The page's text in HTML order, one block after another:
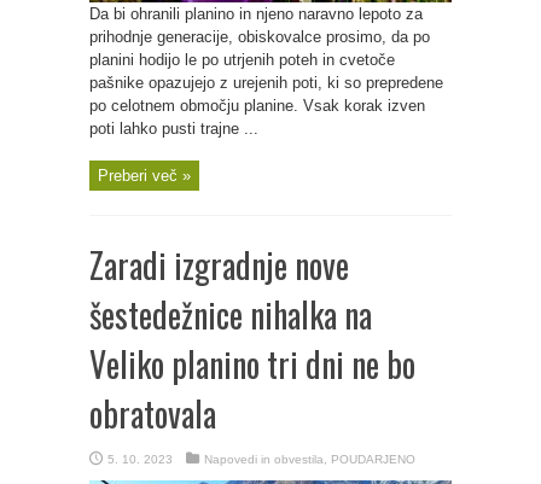
Da bi ohranili planino in njeno naravno lepoto za
prihodnje generacije, obiskovalce prosimo, da po
planini hodijo le po utrjenih poteh in cvetoče
pašnike opazujejo z urejenih poti, ki so prepredene
po celotnem območju planine. Vsak korak izven
poti lahko pusti trajne ...
Preberi več »
Zaradi izgradnje nove
šestedežnice nihalka na
Veliko planino tri dni ne bo
obratovala
5. 10. 2023 Napovedi in obvestila POUDARJENO